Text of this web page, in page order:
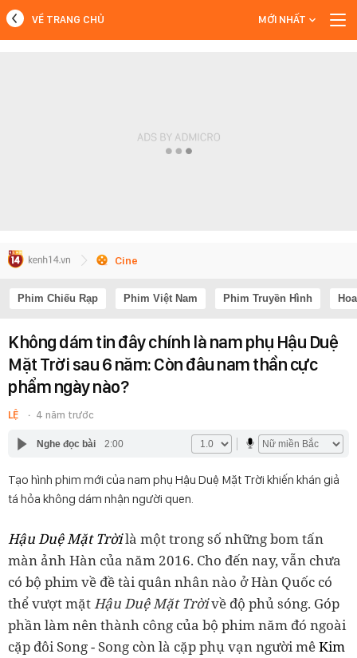
VỀ TRANG CHỦ MỚI NHẤT
Cine
Phim Chiếu Rạp Phim Việt Nam Phim Truyền Hình
Không dám tin đây chính là nam phụ Hậu Duệ
Mặt Trời sau 6 năm: Còn đâu nam thần cực
phẩm ngày nào?
LỆ 4 năm trước
Nghe đọc bài 2:00
Tạo hình phim mới của nam phụ Hậu Duệ Mặt Trời khiến khán giả
tá hỏa không dám nhận người quen.
Hậu Duệ Mặt Trờilà một trong số những bom tấn
màn ảnh Hàn của năm 2016. Cho đến nay, vẫn chưa
có bộ phim về đề tài quân nhân nào ở Hàn Quốc có
thể vượt mặtHậu Duệ Mặt Trờivề độ phủ sóng. Góp
phần làm nên thành công của bộ phim năm đó ngoài
cặp đôi Song - Song còn là cặp phụ vạn người mêKim